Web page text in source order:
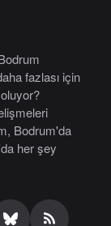
fazlası için
Bodrum'da
her şey